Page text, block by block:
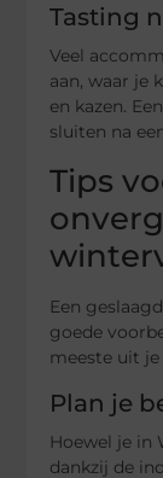
Tasting
Veel
aan, waar je
en kazen.
sluiten na
Tips
Een
goede
meeste uit
Plan je
Hoewel je in
dankzij de